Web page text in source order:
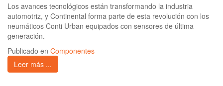
Los avances tecnológicos están transformando la industria
automotriz, y Continental forma parte de esta revolución con los
neumáticos Conti Urban equipados con sensores de última
generación.
Publicado en Componentes
Leer más ...